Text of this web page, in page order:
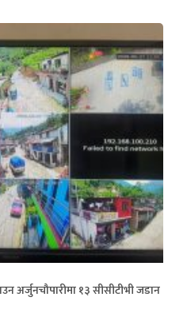
अर्जुनचौपारीमा १३ सीसीटीभी जडान